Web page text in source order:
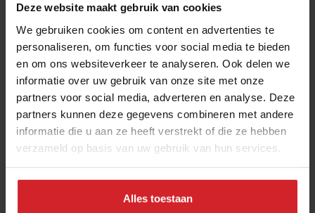
Deze website maakt gebruik van cookies
We gebruiken cookies om content en advertenties te
personaliseren, om functies voor social media te bieden
en om ons websiteverkeer te analyseren. Ook delen we
informatie over uw gebruik van onze site met onze
partners voor social media, adverteren en analyse. Deze
partners kunnen deze gegevens combineren met andere
informatie die u aan ze heeft verstrekt of die ze hebben
verzameld op basis van uw gebruik van hun services.
Alles toestaan
THANKS
Verzend
Best gelezen artikelen
Van oploskoffie tot koffiechampagne